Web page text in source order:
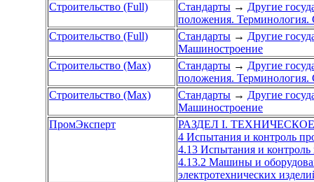
Строительство (Full)
Стандарты → Другие
положения. Терминология.
Строительство (Full)
Стандарты → Другие
Машиностроение
Строительство (Max)
Стандарты → Другие
положения. Терминология.
Строительство (Max)
Стандарты → Другие
Машиностроение
ПромЭксперт
РАЗДЕЛ I.
4 Испытания и контроль
4.13 Испытания и
4.13.2 Машины и
электротехнических